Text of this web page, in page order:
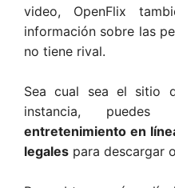
video, OpenFlix
información sobre las
no tiene rival.
Sea cual sea el sitio
instancia,
entretenimiento en
legales para descargar